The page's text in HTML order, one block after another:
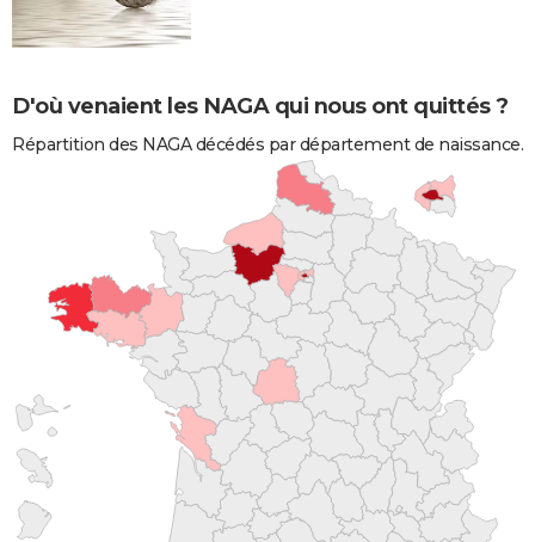
D'où venaient les NAGA qui nous ont quittés ?
Répartition des NAGA décédés par département de naissance.